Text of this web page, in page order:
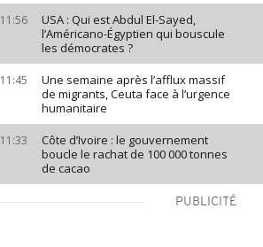
11:56
USA : Qui est Abdul El-Sayed,
l’Américano-Égyptien qui bouscule
les démocrates ?
11:45
Une semaine après l’afflux massif
de migrants, Ceuta face à l’urgence
humanitaire
11:33
Côte d’Ivoire : le gouvernement
boucle le rachat de 100 000 tonnes
de cacao
PUBLICITÉ